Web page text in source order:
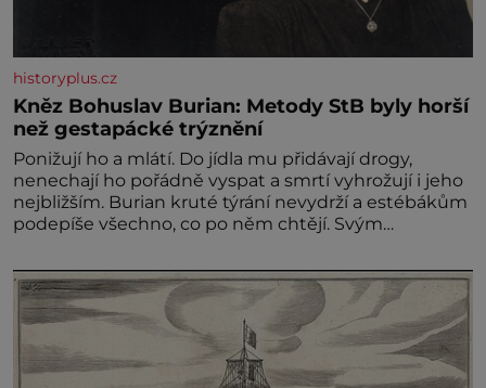
historyplus.cz
Kněz Bohuslav Burian: Metody StB byly horší
než gestapácké trýznění
Ponižují ho a mlátí. Do jídla mu přidávají drogy,
nenechají ho pořádně vyspat a smrtí vyhrožují i jeho
nejbližším. Burian kruté týrání nevydrží a estébákům
podepíše všechno, co po něm chtějí. Svým
výslechů nikdo nevyvíjel fyzický ani psychický nátlak.
Syn brněnského řezníka chce být knězem a